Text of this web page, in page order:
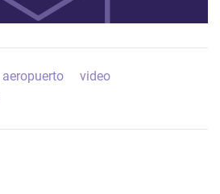
aeropuerto
video